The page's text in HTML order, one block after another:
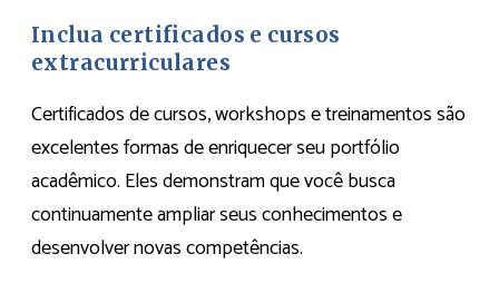
Inclua certificados e cursos
extracurriculares
Certificados de cursos, workshops e treinamentos são
excelentes formas de enriquecer seu portfólio
acadêmico. Eles demonstram que você busca
continuamente ampliar seus conhecimentos e
desenvolver novas competências.